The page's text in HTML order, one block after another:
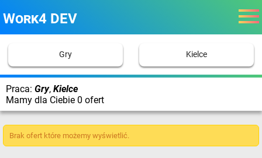
Work4 DEV
Gry Kielce
Praca: Gry, Kielce
Mamy dla Ciebie 0 ofert
Brak ofert które możemy wyświetlić.